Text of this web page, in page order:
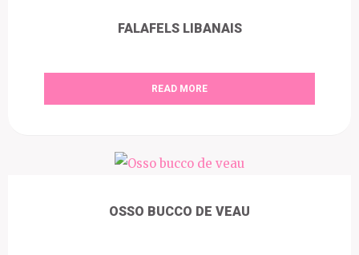
FALAFELS LIBANAIS
READ MORE
OSSO BUCCO DE VEAU